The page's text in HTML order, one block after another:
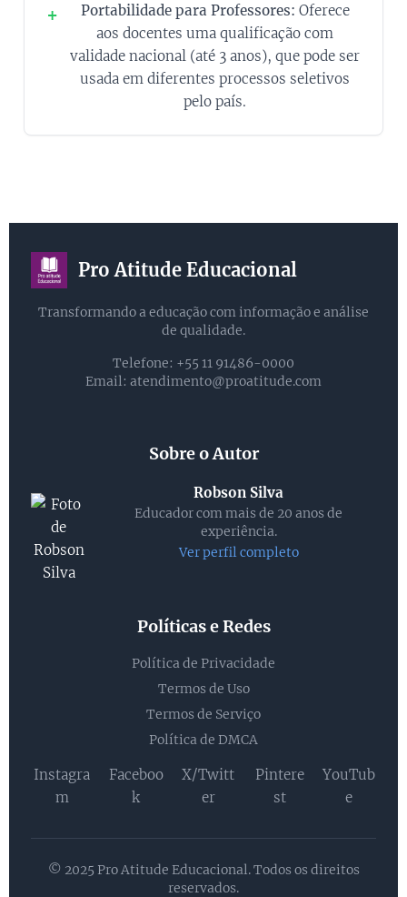
+ Portabilidade para Professores: Oferece
aos docentes uma qualificação com
validade nacional (até 3 anos), que pode ser
usada em diferentes processos seletivos
pelo país.
Pro Atitude Educacional
Transformando a educação com informação e análise
de qualidade.
Telefone: +55 11 91486-0000
Email: atendimento@proatitude.com
Sobre o Autor
Robson Silva
Educador com mais de 20 anos de
experiência.
Ver perfil completo
Políticas e Redes
Política de Privacidade
Termos de Uso
Termos de Serviço
Política de DMCA
Instagra
m
Faceboo
k
X/Twitt
er
Pintere
st
YouTub
e
© 2025 Pro Atitude Educacional. Todos os direitos
reservados.